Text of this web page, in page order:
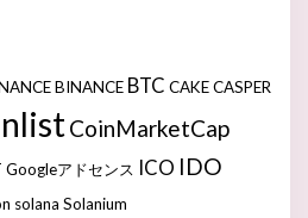
BINANCE BTC CAKECASPER
CoinMarketCap
Googleアドセンス ICO IDO
solana Solanium